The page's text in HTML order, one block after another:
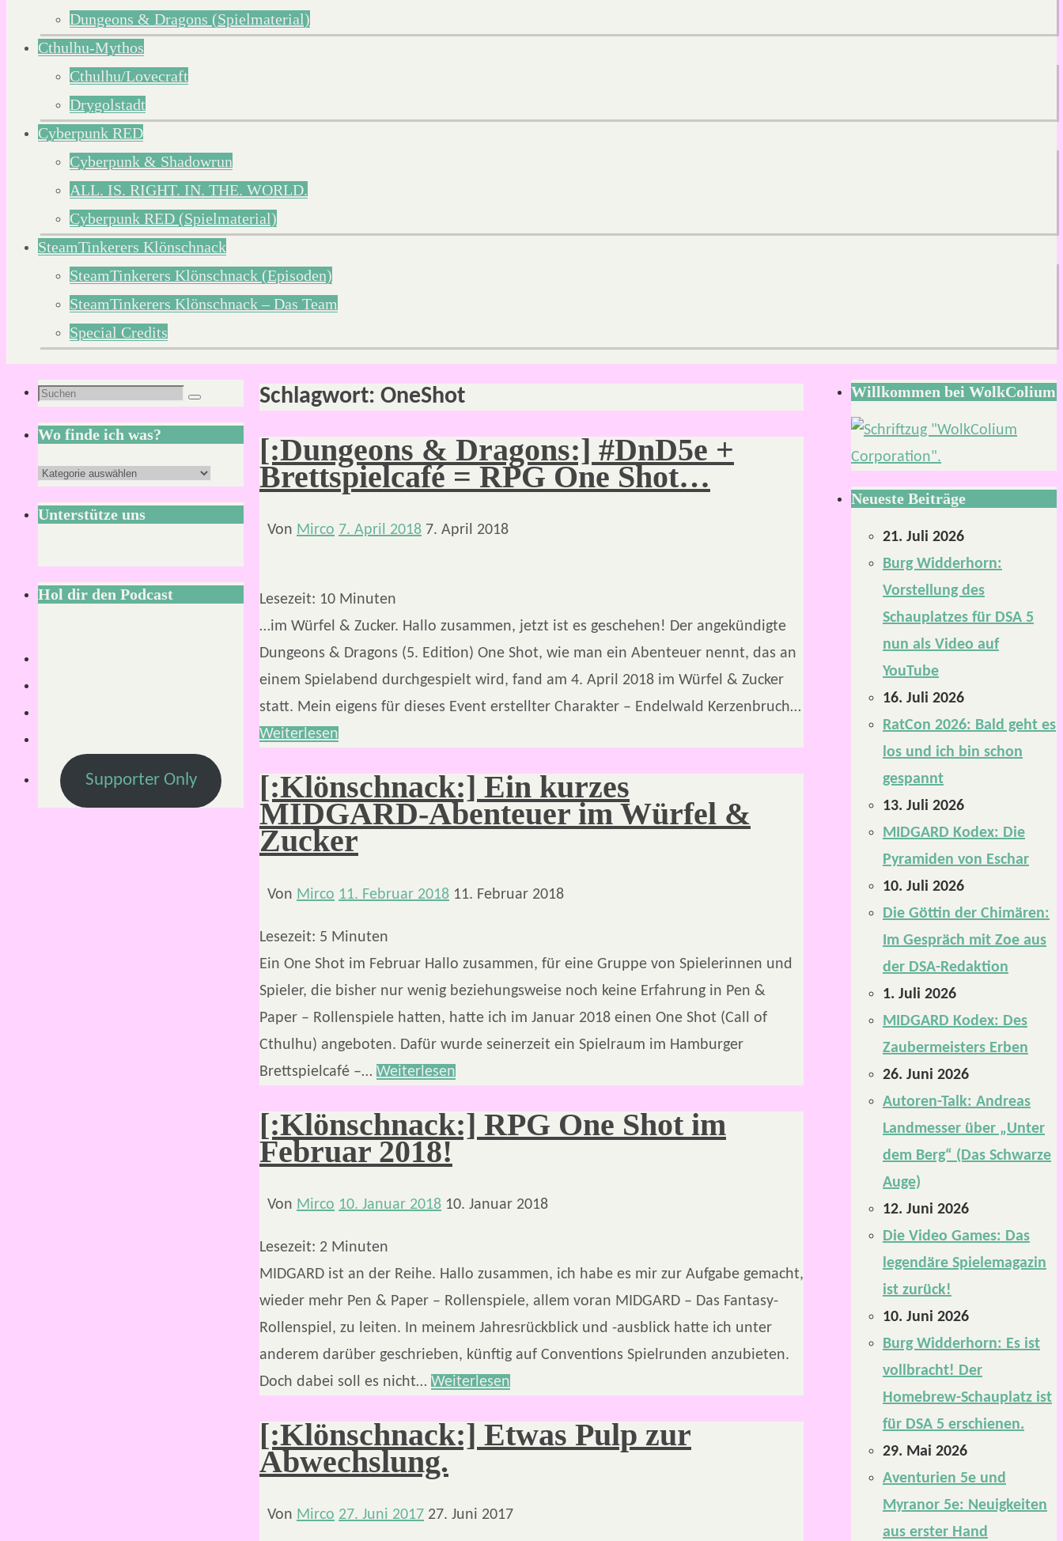
Dungeons & Dragons (Spielmaterial)
Cthulhu-Mythos
Cthulhu/Lovecraft
Drygolstadt
Cyberpunk RED
Cyberpunk & Shadowrun
ALL. IS. RIGHT. IN. THE. WORLD.
Cyberpunk RED (Spielmaterial)
SteamTinkerers Klönschnack
SteamTinkerers Klönschnack (Episoden)
SteamTinkerers Klönschnack – Das Team
Special Credits
Schlagwort: OneShot
[:Dungeons & Dragons:] #DnD5e +
Brettspielcafé = RPG One Shot…
Von Mirco 7. April 2018 7. April 2018
Lesezeit: 10 Minuten
…im Würfel & Zucker. Hallo zusammen, jetzt ist es geschehen! Der angekündigte
Dungeons & Dragons (5. Edition) One Shot, wie man ein Abenteuer nennt, das an
einem Spielabend durchgespielt wird, fand am 4. April 2018 im Würfel & Zucker
statt. Mein eigens für dieses Event erstellter Charakter – Endelwald Kerzenbruch…
Weiterlesen
[:Klönschnack:] Ein kurzes
MIDGARD-Abenteuer im Würfel &
Zucker
Von Mirco 11. Februar 2018 11. Februar 2018
Lesezeit: 5 Minuten
Ein One Shot im Februar Hallo zusammen, für eine Gruppe von Spielerinnen und
Spieler, die bisher nur wenig beziehungsweise noch keine Erfahrung in Pen &
Paper – Rollenspiele hatten, hatte ich im Januar 2018 einen One Shot (Call of
Cthulhu) angeboten. Dafür wurde seinerzeit ein Spielraum im Hamburger
Brettspielcafé –… Weiterlesen
[:Klönschnack:] RPG One Shot im
Februar 2018!
Von Mirco 10. Januar 2018 10. Januar 2018
Lesezeit: 2 Minuten
MIDGARD ist an der Reihe. Hallo zusammen, ich habe es mir zur Aufgabe gemacht,
wieder mehr Pen & Paper – Rollenspiele, allem voran MIDGARD – Das Fantasy-
Rollenspiel, zu leiten. In meinem Jahresrückblick und -ausblick hatte ich unter
anderem darüber geschrieben, künftig auf Conventions Spielrunden anzubieten.
Doch dabei soll es nicht… Weiterlesen
[:Klönschnack:] Etwas Pulp zur
Abwechslung.
Von Mirco 27. Juni 2017 27. Juni 2017
Suchen
nach:
Suchen
Wo finde ich was?
Wo
finde
ich
Unterstütze uns
Hol dir den Podcast
Supporter Only
Willkommen bei WolkColium
Neueste Beiträge
21. Juli 2026
Burg Widderhorn:
Vorstellung des
Schauplatzes für DSA 5
nun als Video auf
YouTube
16. Juli 2026
RatCon 2026: Bald geht es
los und ich bin schon
gespannt
13. Juli 2026
MIDGARD Kodex: Die
Pyramiden von Eschar
10. Juli 2026
Die Göttin der Chimären:
Im Gespräch mit Zoe aus
der DSA-Redaktion
1. Juli 2026
MIDGARD Kodex: Des
Zaubermeisters Erben
26. Juni 2026
Autoren-Talk: Andreas
Landmesser über „Unter
dem Berg“ (Das Schwarze
Auge)
12. Juni 2026
Die Video Games: Das
legendäre Spielemagazin
ist zurück!
10. Juni 2026
Burg Widderhorn: Es ist
vollbracht! Der
Homebrew-Schauplatz ist
für DSA 5 erschienen.
29. Mai 2026
Aventurien 5e und
Myranor 5e: Neuigkeiten
aus erster Hand